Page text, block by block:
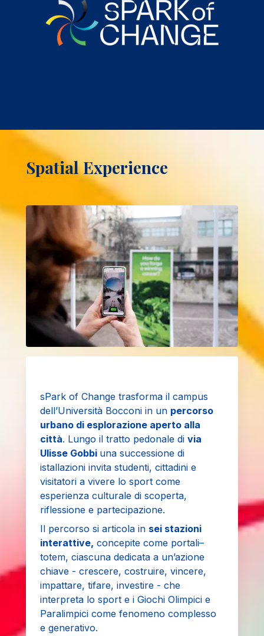
Spatial Experience
sPark of Change trasforma il campus
dell’Università Bocconi in un percorso
urbano di esplorazione aperto alla
città. Lungo il tratto pedonale di via
Ulisse Gobbi una successione di
istallazioni invita studenti, cittadini e
visitatori a vivere lo sport come
esperienza culturale di scoperta,
riflessione e partecipazione.
Il percorso si articola in sei stazioni
interattive, concepite come portali–
totem, ciascuna dedicata a un’azione
chiave - crescere, costruire, vincere,
impattare, tifare, investire - che
interpreta lo sport e i Giochi Olimpici e
Paralimpici come fenomeno complesso
e generativo.